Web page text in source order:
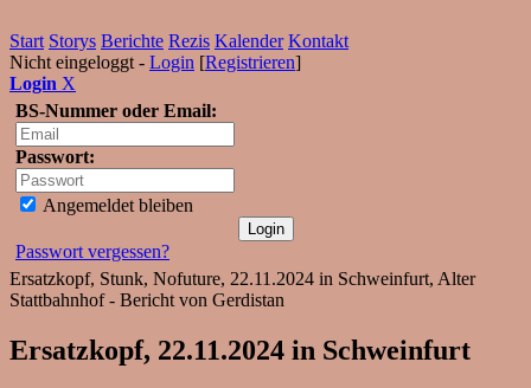
Start Storys Berichte Rezis Kalender Kontakt
Nicht eingeloggt - Login [Registrieren]
Login X
BS-Nummer oder Email:
Passwort:
Angemeldet bleiben
Passwort vergessen?
Ersatzkopf, Stunk, Nofuture, 22.11.2024 in Schweinfurt, Alter
Stattbahnhof - Bericht von Gerdistan
Ersatzkopf, 22.11.2024 in Schweinfurt